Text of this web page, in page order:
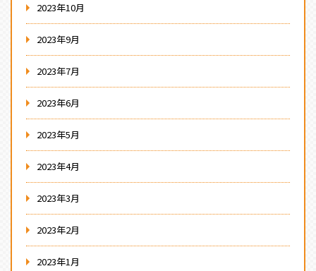
2023年10月
2023年9月
2023年7月
2023年6月
2023年5月
2023年4月
2023年3月
2023年2月
2023年1月